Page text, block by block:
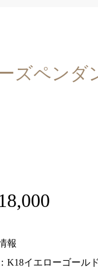
ズペンダ
報
K18イエローゴール